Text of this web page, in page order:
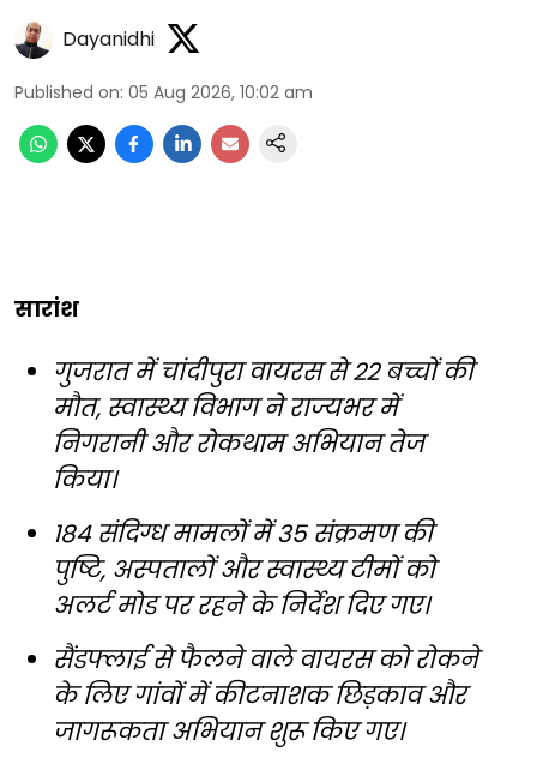
Dayanidhi
Published on: 05 Aug 2026, 10:02 am
सारांश
गुजरात में चांदीपुरा वायरस से 22 बच्चों की
मौत, स्वास्थ्य विभाग ने राज्यभर में
निगरानी और रोकथाम अभियान तेज
किया।
184 संदिग्ध मामलों में 35 संक्रमण की
पुष्टि, अस्पतालों और स्वास्थ्य टीमों को
अलर्ट मोड पर रहने के निर्देश दिए गए।
सैंडफ्लाई से फैलने वाले वायरस को रोकने
के लिए गांवों में कीटनाशक छिड़काव और
जागरूकता अभियान शुरू किए गए।